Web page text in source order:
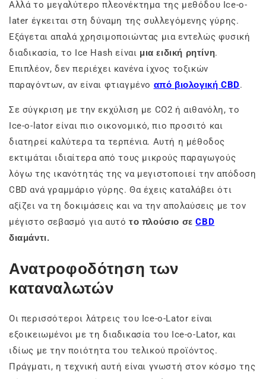
Αλλά το μεγαλύτερο πλεονέκτημα της μεθόδου Ice-o-
later έγκειται στη δύναμη της συλλεγόμενης γύρης.
Εξάγεται απαλά χρησιμοποιώντας μια εντελώς φυσική
διαδικασία, το Ice Hash είναι μια ειδική ρητίνη.
Επιπλέον, δεν περιέχει κανένα ίχνος τοξικών
παραγόντων, αν είναι φτιαγμένο από βιολογική CBD.
Σε σύγκριση με την εκχύλιση με CO2 ή αιθανόλη, το
Ice-o-lator είναι πιο οικονομικό, πιο προσιτό και
διατηρεί καλύτερα τα τερπένια. Αυτή η μέθοδος
εκτιμάται ιδιαίτερα από τους μικρούς παραγωγούς
λόγω της ικανότητάς της να μεγιστοποιεί την απόδοση
CBD ανά γραμμάριο γύρης. Θα έχεις καταλάβει ότι
αξίζει να τη δοκιμάσεις και να την απολαύσεις με τον
μέγιστο σεβασμό για αυτό το πλούσιο σεCBD
διαμάντι.
Ανατροφοδότηση των
καταναλωτών
Οι περισσότεροι λάτρεις του Ice-o-Lator είναι
εξοικειωμένοι με τη διαδικασία του Ice-o-Lator, και
ιδίως με την ποιότητα του τελικού προϊόντος.
Πράγματι, η τεχνική αυτή είναι γνωστή στον κόσμο της